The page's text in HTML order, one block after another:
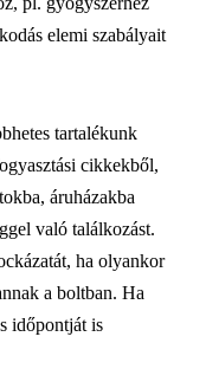
elemi szabályait
tartalékunk
cikkekből,
áruházakba
való találkozást.
ha olyankor
a boltban. Ha
időpontját is